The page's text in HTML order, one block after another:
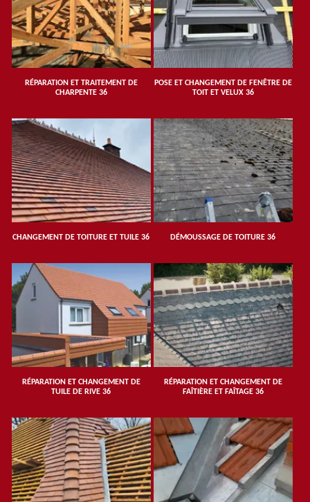
RÉPARATION ET TRAITEMENT DE
CHARPENTE 36
POSE ET CHANGEMENT DE FENÊTRE DE
TOIT ET VELUX 36
CHANGEMENT DE TOITURE ET TUILE 36 DÉMOUSSAGE DE TOITURE 36
RÉPARATION ET CHANGEMENT DE
TUILE DE RIVE 36
RÉPARATION ET CHANGEMENT DE
FAÎTIÈRE ET FAÎTAGE 36